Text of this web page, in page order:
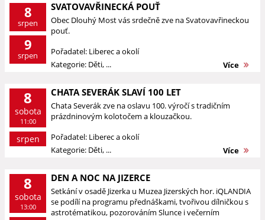
8
srpen
9
srpen
SVATOVAVŘINECKÁ POUŤ
Obec Dlouhý Most vás srdečně zve na Svatovavřineckou
pouť.
Pořadatel: Liberec a okolí
Kategorie: Děti, ...
Více
8
sobota
11:00
srpen
CHATA SEVERÁK SLAVÍ 100 LET
Chata Severák zve na oslavu 100. výročí s tradičním
prázdninovým kolotočem a klouzačkou.
Pořadatel: Liberec a okolí
Kategorie: Děti, ...
Více
8
sobota
13:00
DEN A NOC NA JIZERCE
Setkání v osadě Jizerka u Muzea Jizerských hor. iQLANDIA
se podílí na programu přednáškami, tvořivou dílničkou s
astrotématikou, pozorováním Slunce i večerním